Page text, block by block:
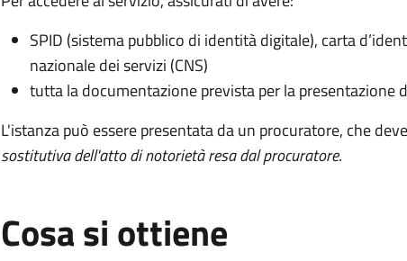
SPID (sistema pubblico di identità digitale), carta
nazionale dei servizi (CNS)
tutta la documentazione prevista per la presentazione
L'istanza può essere presentata da un procuratore, che
sostitutiva dell'atto di notorietà resa dal procuratore.
Cosa si ottiene